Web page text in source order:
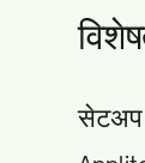
सेटअप